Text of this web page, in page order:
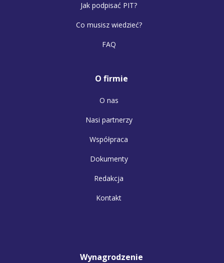
Jak podpisać PIT?
Co musisz wiedzieć?
FAQ
O firmie
O nas
Nasi partnerzy
Współpraca
Dokumenty
Redakcja
Kontakt
Wynagrodzenie